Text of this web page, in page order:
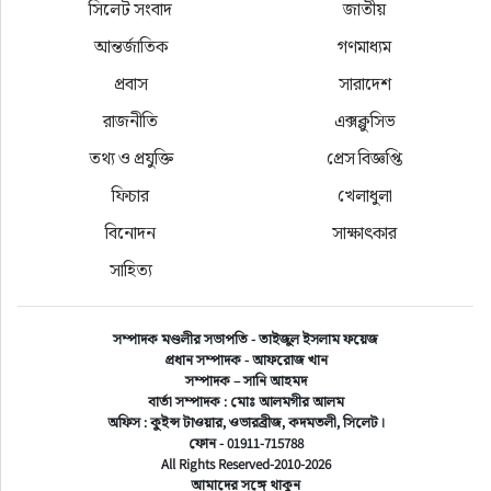
চৌধুরী এ নির্দশনা জারি করেন।
বৈধ লাইসেন্স থাকতে হবে। সেই সাথে মোটরসাইকেলটি
অবশ্যই রেজিস্ট্রশনকৃত হতে হবে। এছাড়া মোটরসাইকেল
চালক ও আরোহির উভয়ের স্বচ্ছ ভাইজারযুক্ত হেলমেট
থাকতে হবে।এসব তথ্য নিশ্চিত করেন মহানগর পুলিশের
উপ কমিশনার মনজুরুল আলম। তিনি জানান, পুলিশের
শর্ত না মানলে পাম্প থেকে তেল সরবরাহ করা হবে না।
সেই সাথে কেউ কোন বিশৃঙ্খলার চেষ্টা করলে আইননানুগ
ব্যবস্থা নেয়া হবে।
সিলেট সংবাদ
জাতীয়
আন্তর্জাতিক
গণমাধ্যম
প্রবাস
সারাদেশ
রাজনীতি
এক্সক্লুসিভ
তথ্য ও প্রযুক্তি
প্রেস বিজ্ঞপ্তি
ফিচার
খেলাধুলা
বিনোদন
সাক্ষাৎকার
সাহিত্য
সম্পাদক মণ্ডলীর সভাপতি - তাইজুল ইসলাম ফয়েজ
প্রধান সম্পাদক - আফরোজ খান
সম্পাদক – সানি আহমদ
বার্তা সম্পাদক : মোঃ আলমগীর আলম
অফিস : কুইন্স টাওয়ার, ওভারব্রীজ, কদমতলী, সিলেট।
ফোন - 01911-715788
All Rights Reserved-2010-2026
আমাদের সঙ্গে থাকুন